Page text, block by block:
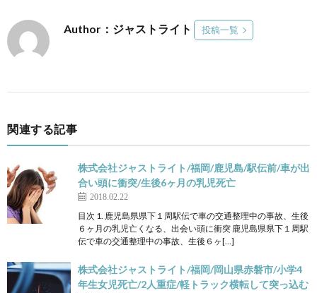
Author：ジャストライト 投稿一覧
関連する記事
株式会社ジャストライト/福岡/鹿児島/駅伝前/車が出
合い頭に衝突/生後6ヶ月の乳児死亡
2018.02.22
目次 1. 鹿児島県県下１周駅伝で車の交通整理中の事故、生後
６ヶ月の乳児亡くなる、出会い頭に衝突 鹿児島県県下１周駅
伝で車の交通整理中の事故、生後６ヶ[…]
株式会社ジャストライト/福岡/岡山県赤磐市/小学4
年生女児死亡/2人重症/軽トラック横転して突っ込む